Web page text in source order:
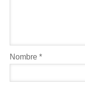
Nombre *